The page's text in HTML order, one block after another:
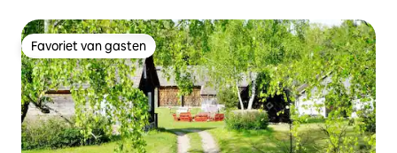
Favoriet van gasten
Favoriet van gasten